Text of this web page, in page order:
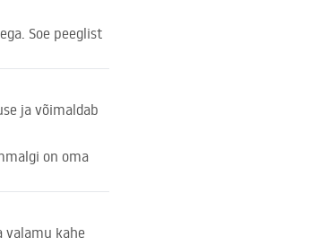
Soe peeglist
ja võimaldab
on oma
valamu kahe